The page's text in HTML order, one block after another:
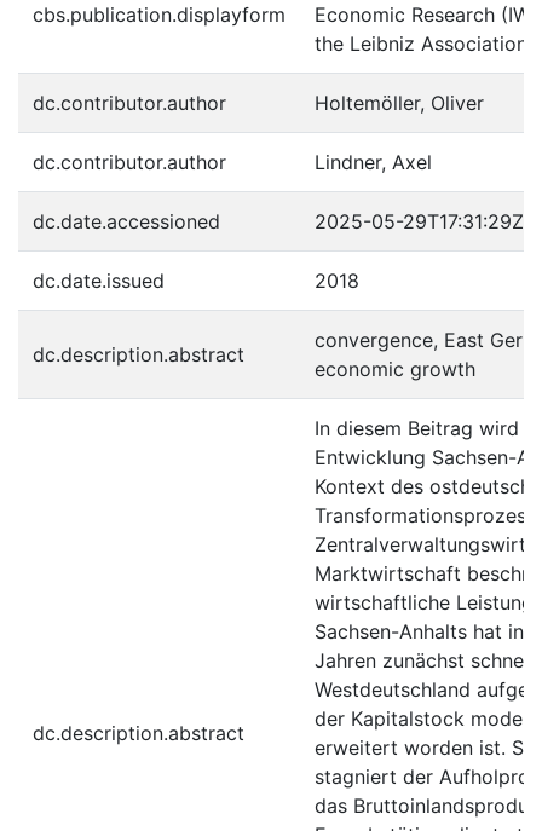
cbs.publication.displayform
Economic Research
the Leibniz Association,
dc.contributor.author Holtemöller, Oliver
dc.contributor.author Lindner, Axel
dc.date.accessioned 2025-05-29T17:31:29Z
dc.date.issued 2018
dc.description.abstract
convergence, East
economic growth
dc.description.abstract
In diesem Beitrag wird
Entwicklung Sachsen-
Kontext des
Marktwirtschaft
wirtschaftliche
Sachsen-Anhalts hat in
Jahren zunächst schnell
Westdeutschland
der Kapitalstock
erweitert worden ist.
stagniert der
das